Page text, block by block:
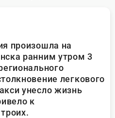
произошла на
ранним утром 3
легкового
унесло жизнь
к